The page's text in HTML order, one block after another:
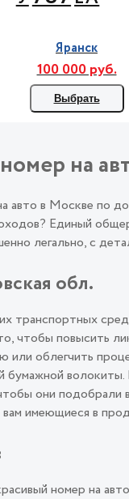
Яранск
100 000 руб.
Выбрать
на
авто в Москве по
Единый
легально, с
обл.
транспортных
чтобы повысить
облегчить
волокиты.
они
имеющиеся в
номер на